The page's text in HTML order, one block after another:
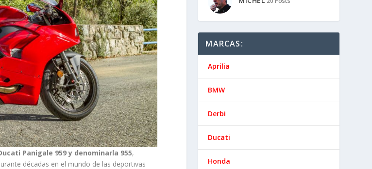
Panigale 959 y denominarla 955,
décadas en el mundo de las deportivas
MARCAS:
Aprilia
BMW
Derbi
Ducati
Honda